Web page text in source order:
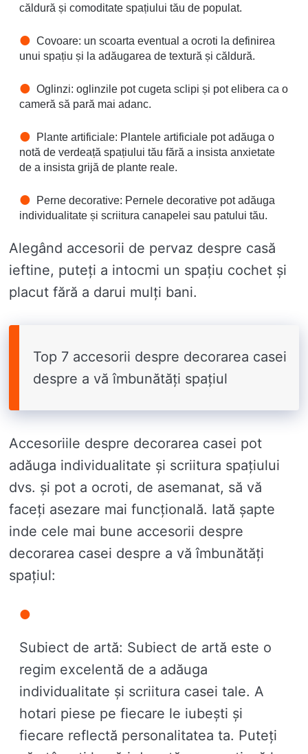
căldură și comoditate spațiului tău de populat.
Covoare: un scoarta eventual a ocroti la definirea
unui spațiu și la adăugarea de textură și căldură.
Oglinzi: oglinzile pot cugeta sclipi și pot elibera ca o
cameră să pară mai adanc.
Plante artificiale: Plantele artificiale pot adăuga o
notă de verdeață spațiului tău fără a insista anxietate
de a insista grijă de plante reale.
Perne decorative: Pernele decorative pot adăuga
individualitate și scriitura canapelei sau patului tău.
Alegând accesorii de pervaz despre casă
ieftine, puteți a intocmi un spațiu cochet și
placut fără a darui mulți bani.
Top 7 accesorii despre decorarea casei
despre a vă îmbunătăți spațiul
Accesoriile despre decorarea casei pot
adăuga individualitate și scriitura spațiului
dvs. și pot a ocroti, de asemanat, să vă
faceți asezare mai funcțională. Iată șapte
inde cele mai bune accesorii despre
decorarea casei despre a vă îmbunătăți
spațiul:
Subiect de artă: Subiect de artă este o
regim excelentă de a adăuga
individualitate și scriitura casei tale. A
hotari piese pe fiecare le iubești și
fiecare reflectă personalitatea ta. Puteți